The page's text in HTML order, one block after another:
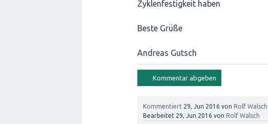
Zyklenfestigkeit haben
Beste Grüße
Andreas Gutsch
Kommentiert 29, Jun 2016 von Rolf Walsch
Bearbeitet 29, Jun 2016 von Rolf Walsch